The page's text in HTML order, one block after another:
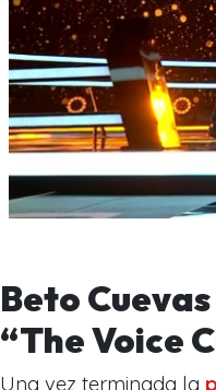
Beto
“The Voice
Una vez terminada la